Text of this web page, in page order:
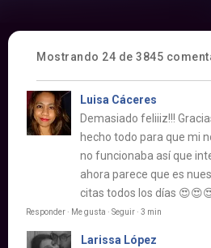
Mostrando 24 de 3845
Luisa Cáceres
Demasiado feliiiz!!!
hecho todo para que mi
no funcionaba así que
ahora parece que es
citas todos los días
Responder · Me gusta · Seguir · 3 min
Larissa López